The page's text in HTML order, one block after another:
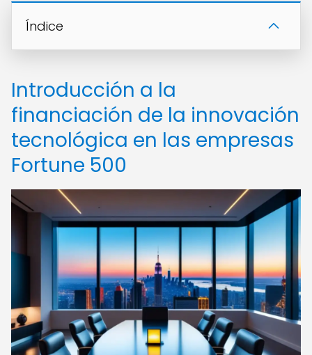
Índice
Introducción a la
financiación de la innovación
tecnológica en las empresas
Fortune 500